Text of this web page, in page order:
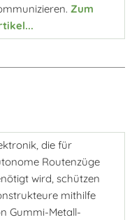
Zum
die für
Routenzüge
wird, schützen
mithilfe
Gummi-Metall-